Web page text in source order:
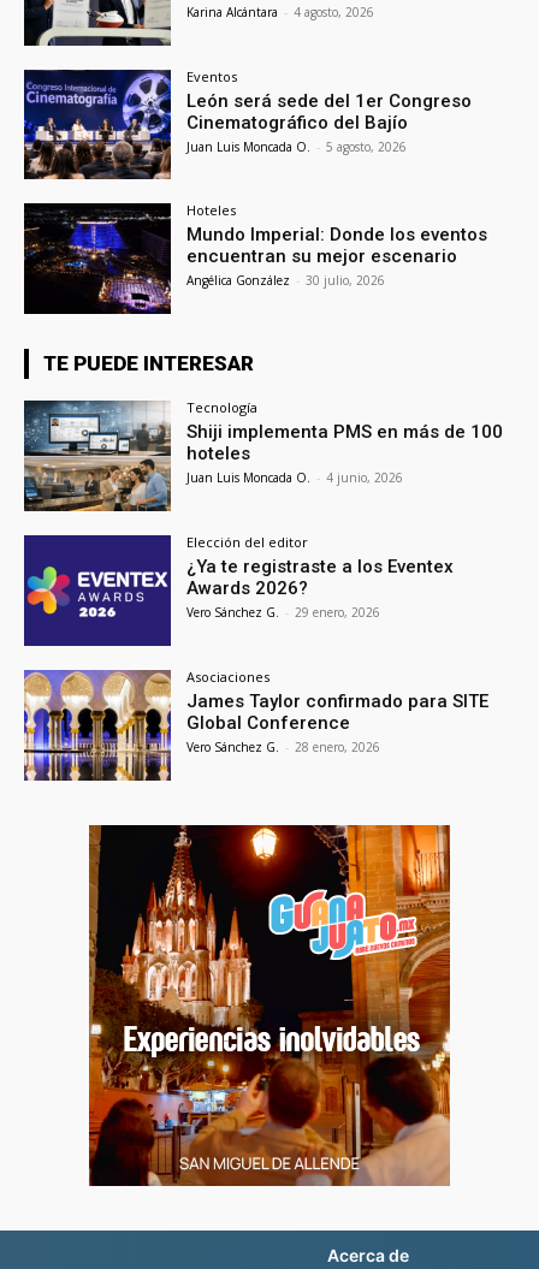
Karina Alcántara - 4 agosto, 2026
Eventos
León será sede del 1er Congreso
Cinematográfico del Bajío
Juan Luis Moncada O. - 5 agosto, 2026
Hoteles
Mundo Imperial: Donde los eventos
encuentran su mejor escenario
Angélica González - 30 julio, 2026
TE PUEDE INTERESAR
Tecnología
Shiji implementa PMS en más de 100
hoteles
Juan Luis Moncada O. - 4 junio, 2026
Elección del editor
¿Ya te registraste a los Eventex
Awards 2026?
Vero Sánchez G. - 29 enero, 2026
Asociaciones
James Taylor confirmado para SITE
Global Conference
Vero Sánchez G. - 28 enero, 2026
Acerca de